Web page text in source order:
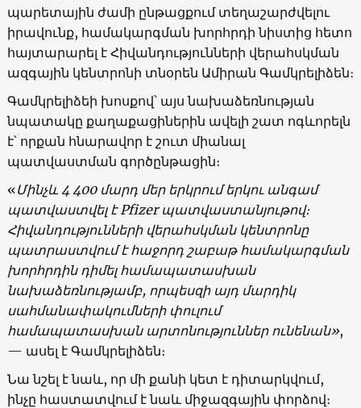
պարետային ժամի ընթացքում տեղաշարժվելու
իրավունք, համակարգման խորհրդի նիստից հետո
հայտարարել է Հիվանդությունների վերահսկման
ազգային կենտրոնի տնօրեն Ամիրան Գամկրելիձեն։
Գամկրելիձեի խոսքով՝ այս նախաձեռնության
նպատակը քաղաքացիներին ավելի շատ ոգևորելն
է՝ որքան հնարավոր է շուտ միանալ
պատվաստման գործընթացին։
«Մինչև 4 400 մարդ մեր երկրում երկու անգամ
պատվաստվել է Pfizer պատվաստանյութով։
Հիվանդությունների վերահսկման կենտրոնը
պատրաստվում է հաջորդ շաբաթ համակարգման
խորհրդին դիմել համապատասխան
նախաձեռնությամբ, որպեսզի այդ մարդիկ
սահմանափակումների փուլում
համապատասխան արտոնություններ ունենան»,
— ասել է Գամկրելիձեն։
Նա նշել է նաև, որ մի քանի կետ է դիտարկվում,
ինչը հաստատվում է նաև միջազգային փորձով։